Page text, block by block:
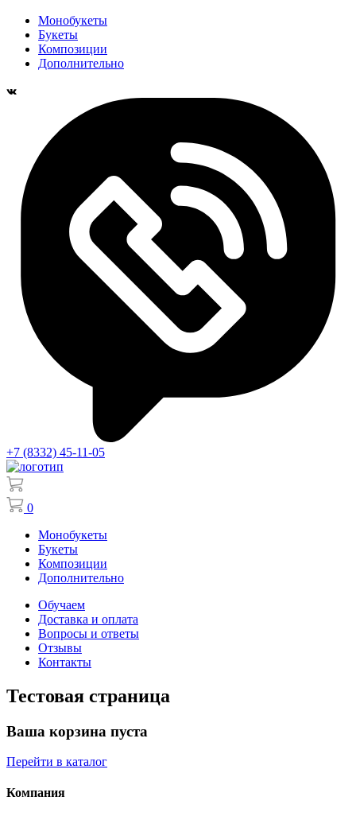
Монобукеты
Букеты
Композиции
Дополнительно
+7 (8332) 45-11-05
0
Монобукеты
Букеты
Композиции
Дополнительно
Обучаем
Доставка и оплата
Вопросы и ответы
Отзывы
Контакты
Тестовая страница
Ваша корзина пуста
Перейти в каталог
Компания